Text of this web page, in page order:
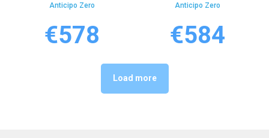
Anticipo Zero
€578
Anticipo Zero
€584
Load more